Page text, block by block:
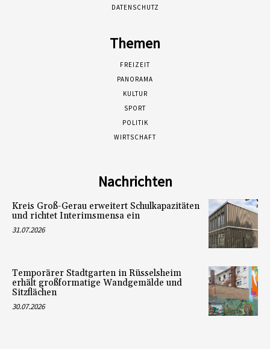
DATENSCHUTZ
Themen
FREIZEIT
PANORAMA
KULTUR
SPORT
POLITIK
WIRTSCHAFT
Nachrichten
Kreis Groß-Gerau erweitert Schulkapazitäten
und richtet Interimsmensa ein
31.07.2026
Temporärer Stadtgarten in Rüsselsheim
erhält großformatige Wandgemälde und
Sitzflächen
30.07.2026